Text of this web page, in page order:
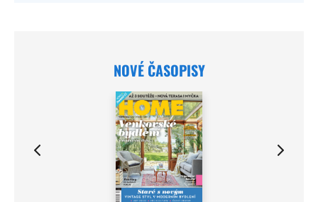
NOVÉ ČASOPISY